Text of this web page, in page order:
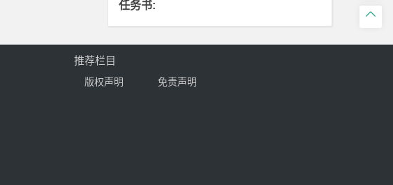
任务书:

推荐栏目
版权声明 免责声明